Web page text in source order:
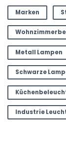
Marken
Metall Lampen
Schwarze
Industrie